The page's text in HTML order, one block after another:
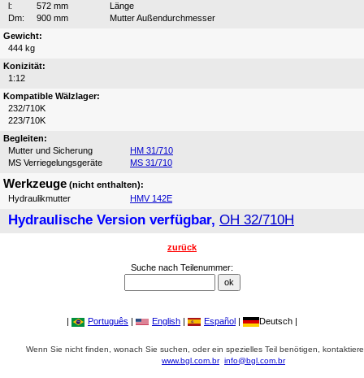
l:
572 mm
Länge
Dm:
900 mm
Mutter Außendurchmesser
Gewicht:
444 kg
Konizität:
1:12
Kompatible Wälzlager:
232/710K
223/710K
Begleiten:
Mutter und Sicherung
HM 31/710
MS Verriegelungsgeräte
MS 31/710
Werkzeuge (nicht enthalten):
Hydraulikmutter
HMV 142E
Hydraulische Version verfügbar, OH 32/710H
zurück
Suche nach Teilenummer:
| Português | English | Español | Deutsch |
Wenn Sie nicht finden, wonach Sie suchen, oder ein spezielles Teil benötigen,
www.bgl.com.br info@bgl.com.br